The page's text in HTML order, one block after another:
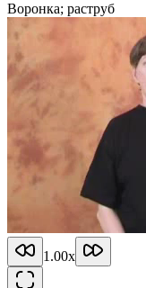
Воронка; раструб
1.00x